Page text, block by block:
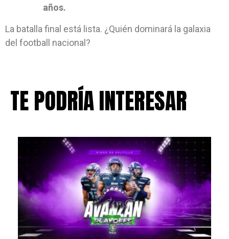
años.
La batalla final está lista. ¿Quién dominará la galaxia
del football nacional?
TE PODRÍA INTERESAR